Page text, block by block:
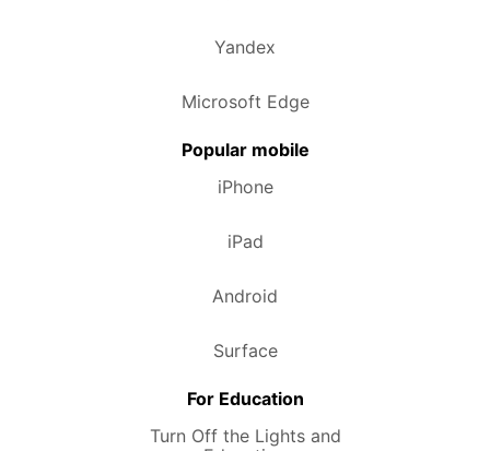
Yandex
Microsoft Edge
Popular mobile
iPhone
iPad
Android
Surface
For Education
Turn Off the Lights and